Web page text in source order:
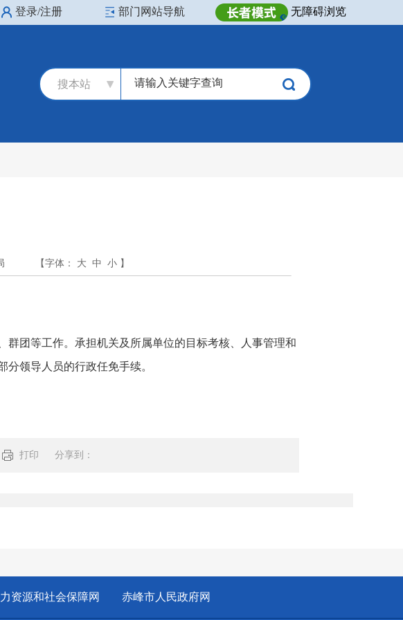
登录/注册 部门网站导航 无障碍浏览
搜本站
【字体： 大 中 小 】
团等工作。承担机关及所属单位的目标考核、人事管理和
领导人员的行政任免手续。
打印 分享到：
资源和社会保障网 赤峰市人民政府网